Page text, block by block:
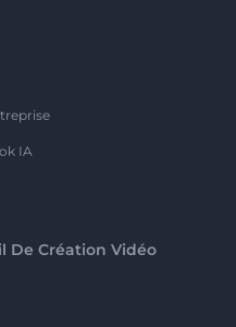
IA
De Création Vidéo